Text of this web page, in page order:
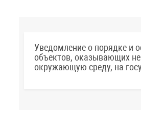
Уведомление о порядке и
объектов, оказывающих
окружающую среду, на